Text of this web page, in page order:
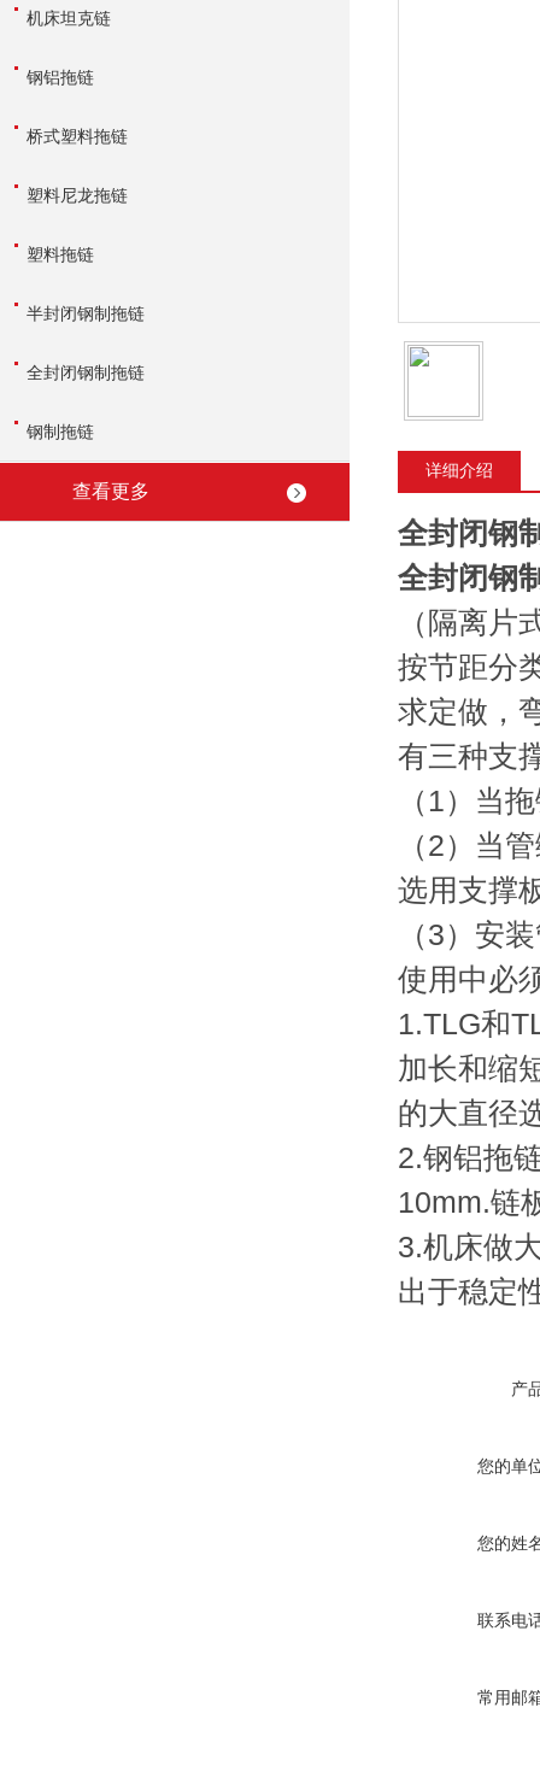
机床坦克链
钢铝拖链
桥式塑料拖链
塑料尼龙拖链
塑料拖链
半封闭钢制拖链
全封闭钢制拖链
钢制拖链
查看更多
详细介绍
全封闭钢
全封闭钢
（隔离片
按节距分
求定做，
有三种支
（1）当
（2）当
选用支撑
（3）安
使用中必
1.TLG和
加长和缩
的大直径
2.钢铝拖
10mm.链
3.机床做
出于稳定
产
您的单
您的姓
联系电
常用邮